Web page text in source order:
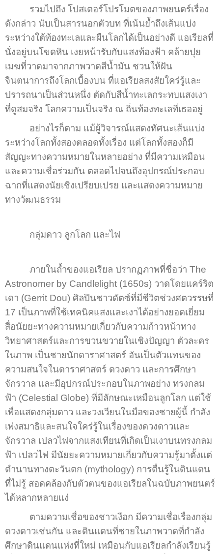
รวมไปถึง โปสเตอร์โปรโมตของภาพยนตร์เรื่อง
ดังกล่าว นับเป็นสารนอกตัวบท ที่เน้นย้ำถึงเส้นแบ่ง
ระหว่างใต้ท้องทะเลและผืนโลกได้เป็นอย่างดี แอเรียลที่
นั่งอยู่บนโขดหิน เงยหน้ารับกับแสงท้องฟ้า คล้ายปุย
เมฆที่วาดมาจากภาพวาดสีน้ำมัน ชวนให้ฝัน
จินตนาการถึงโลกเบื้องบน ที่แอเรียลสงสัยใคร่รู้และ
ปรารถนาเป็นส่วนหนึ่ง ตัดกับสีน้ำทะเลกระทบแสงเงา
ที่ดูสมจริง โลกความเป็นจริง ณ ถิ่นท้องทะเลที่เธออยู่
อย่างไรก็ตาม แม้ผู้วิจารณ์แสดงทัศนะเส้นแบ่ง
ระหว่างโลกทั้งสองตลอดทั้งเรื่อง แต่โลกทั้งสองก็มี
สัญญะทางความหมายในหลายอย่าง ที่มีความเหมือน
และความเชื่อร่วมกัน ตลอดไปจนถึงอุปกรณ์ประกอบ
ฉากที่แสดงนัยเชิงเปรียบเปรย และแสดงความหมาย
ทางวัฒนธรรม
กลุ่มดาว ลูกโลก และไฟ
ภายในถ้ำของแอเรียล ปรากฏภาพที่ชื่อว่า The
Astronomer by Candlelight (1650s) วาดโดยแคร์ริต
เดา (Gerrit Dou) ศิลปินชาวดัตซ์ที่มีชีวิตช่วงศตวรรษที่
17 เป็นภาพที่ใช้เทคนิคแสงและเงาได้อย่างยอดเยี่ยม
สื่อนัยยะทางความหมายเกี่ยวกับความก้าวหน้าทาง
วิทยาศาสตร์และการขวนขวายในเชิงปัญญา ตัวละคร
ในภาพ เป็นชายนักดาราศาสตร์ อันเป็นตัวแทนของ
ความสนใจในดาราศาสตร์ ดวงดาว และการศึกษา
จักรวาล และมีอุปกรณ์ประกอบในภาพอย่าง ทรงกลม
ฟ้า (Celestial Globe) ที่มีลักษณะเหมือนลูกโลก แต่ใช้
เพื่อแสดงกลุ่มดาว และวงเวียนในมือของชายผู้นี้ กำลัง
เพ่งสมาธิและสนใจใคร่รู้ในเรื่องของดวงดาวและ
จักรวาล เปลวไฟจากแสงเทียนที่เกิดเป็นเงาบนทรงกลม
ฟ้า เปลวไฟ มีนัยยะความหมายเกี่ยวกับความรู้มาตั้งแต่
ตำนานทางตะวันตก (mythology) การตื่นรู้ในดินแดน
ที่ไม่รู้ สอดคล้องกับตัวตนของแอเรียลในฉบับภาพยนตร์
ได้หลากหลายแง่
ตามความเชื่อของชาวเงือก มีความเชื่อเรื่องกลุ่ม
ดวงดาวเช่นกัน และดินแดนที่ชายในภาพวาดที่กำลัง
ศึกษาดินแดนแห่งที่ใหม่ เหมือนกับแอเรียลกำลังเรียนรู้